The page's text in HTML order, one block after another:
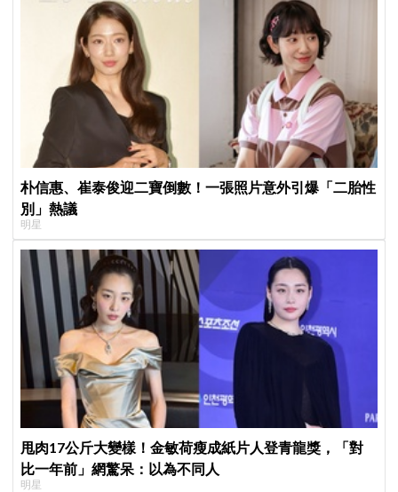
朴信惠、崔泰俊迎二寶倒數！一張照片意外引爆「二胎性
別」熱議
明星
甩肉17公斤大變樣！金敏荷瘦成紙片人登青龍獎，「對
比一年前」網驚呆：以為不同人
明星